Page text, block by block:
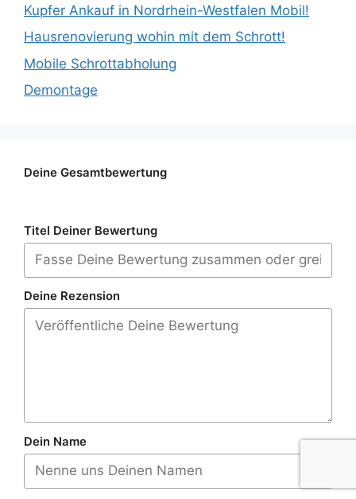
Kupfer Ankauf in Nordrhein-Westfalen Mobil!
Hausrenovierung wohin mit dem Schrott!
Mobile Schrottabholung
Demontage
Deine Gesamtbewertung
Titel Deiner Bewertung
Deine Rezension
Dein Name